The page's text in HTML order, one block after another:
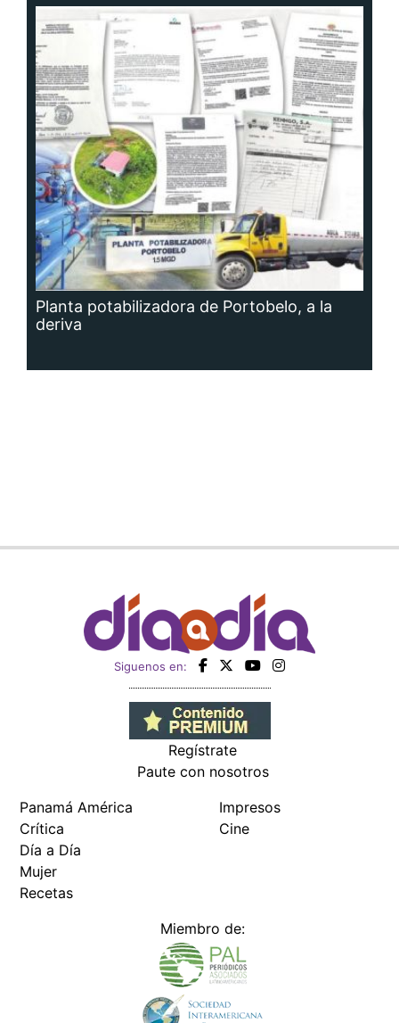
Planta potabilizadora de Portobelo, a la
deriva
Siguenos en:
Regístrate
Paute con nosotros
Crítica
Día a Día
Mujer
Recetas
Cine